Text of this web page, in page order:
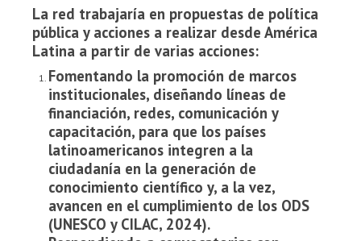
La red trabajaría en propuestas de política
pública y acciones a realizar desde América
Latina a partir de varias acciones:
Fomentando la promoción de marcos
institucionales, diseñando líneas de
financiación, redes, comunicación y
capacitación, para que los países
latinoamericanos integren a la
ciudadanía en la generación de
conocimiento científico y, a la vez,
avancen en el cumplimiento de los ODS
(UNESCO y CILAC, 2024).